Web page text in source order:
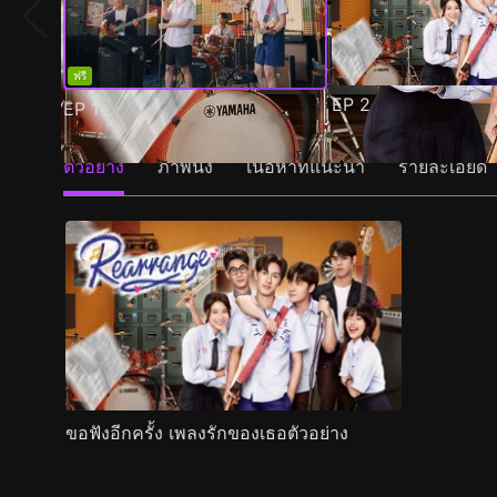
ฟรี
EP1 EP 2
ตัวอย่าง ภาพนิ่ง เนื้อหาที่แนะนำ รายละเอียด
ขอฟังอีกครั้ง เพลงรักของเธอตัวอย่าง